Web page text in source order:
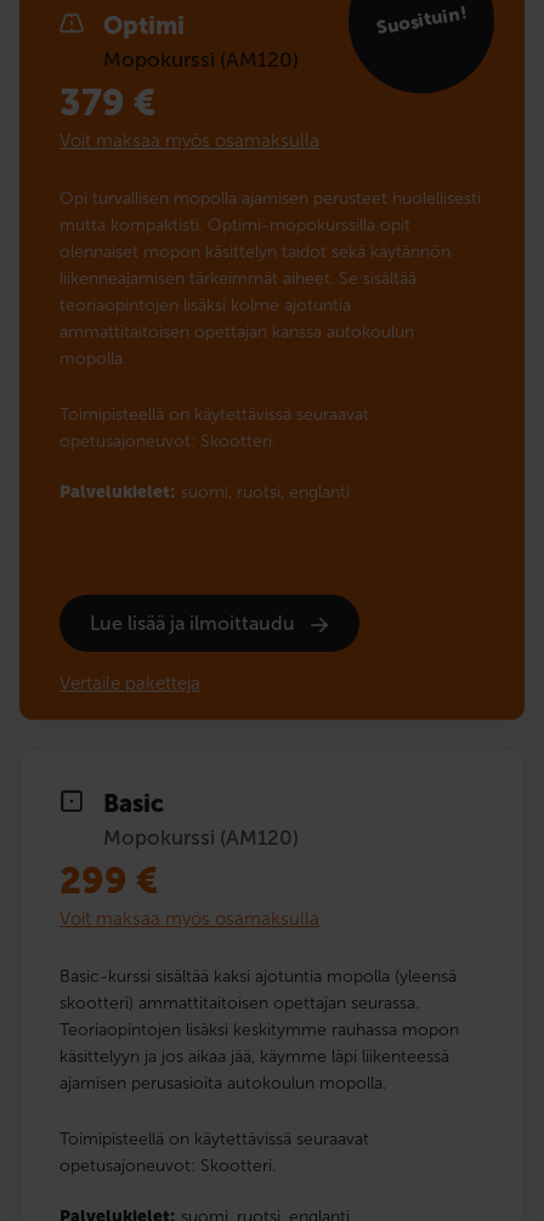
Optimi
Mopokurssi (AM120)
Suosituin!
379 €
Voit maksaa myös osamaksulla
Opi turvallisen mopolla ajamisen perusteet huolellisesti
mutta kompaktisti. Optimi-mopokurssilla opit
olennaiset mopon käsittelyn taidot sekä käytännön
liikenneajamisen tärkeimmät aiheet. Se sisältää
teoriaopintojen lisäksi kolme ajotuntia
ammattitaitoisen opettajan kanssa autokoulun
mopolla.
Toimipisteellä on käytettävissä seuraavat
opetusajoneuvot: Skootteri.
Palvelukielet: suomi, ruotsi, englanti
Lue lisää ja ilmoittaudu
Vertaile paketteja
Basic
Mopokurssi (AM120)
299 €
Voit maksaa myös osamaksulla
Basic-kurssi sisältää kaksi ajotuntia mopolla (yleensä
skootteri) ammattitaitoisen opettajan seurassa.
Teoriaopintojen lisäksi keskitymme rauhassa mopon
käsittelyyn ja jos aikaa jää, käymme läpi liikenteessä
ajamisen perusasioita autokoulun mopolla.
Toimipisteellä on käytettävissä seuraavat
opetusajoneuvot: Skootteri.